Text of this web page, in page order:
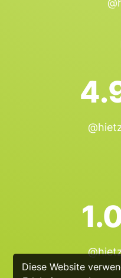
Diese Website